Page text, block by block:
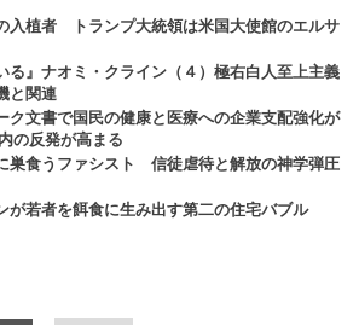
入植者 トランプ大統領は米国大使館のエルサ
る』ナオミ・クライン（４）極右白人至上主義
と関連
文書で国民の健康と医療への企業支配強化が
の反発が高まる
巣食うファシスト 信徒虐待と解放の神学弾圧
が若者を餌食に生み出す第二の住宅バブル